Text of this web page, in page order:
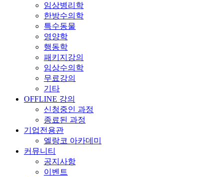
임상병리학
한방수의학
특수동물
영양학
행동학
패키지강의
임상수의학
무료강의
기타
OFFLINE 강의
신청중인 과정
종료된 과정
기업전용관
엘랑코 아카데미
커뮤니티
공지사항
이벤트